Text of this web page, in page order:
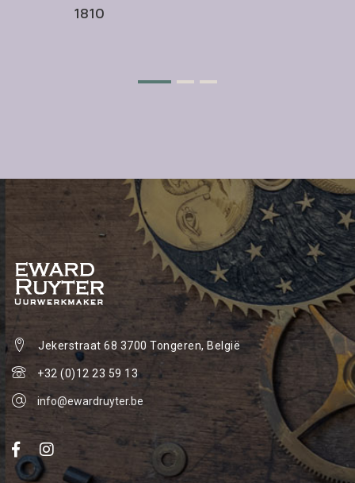
1810
Jekerstraat 68 3700 Tongeren, België
+32 (0)12 23 59 13
info@ewardruyter.be